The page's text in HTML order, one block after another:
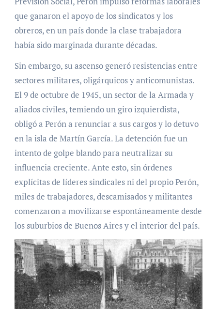
que ganaron el apoyo de los sindicatos y los
obreros, en un país donde la clase trabajadora
había sido marginada durante décadas.
Sin embargo, su ascenso generó resistencias entre
sectores militares, oligárquicos y anticomunistas.
El 9 de octubre de 1945, un sector de la Armada y
aliados civiles, temiendo un giro izquierdista,
obligó a Perón a renunciar a sus cargos y lo detuvo
en la isla de Martín García. La detención fue un
intento de golpe blando para neutralizar su
influencia creciente. Ante esto, sin órdenes
explícitas de líderes sindicales ni del propio Perón,
miles de trabajadores, descamisados y militantes
comenzaron a movilizarse espontáneamente desde
los suburbios de Buenos Aires y el interior del país.